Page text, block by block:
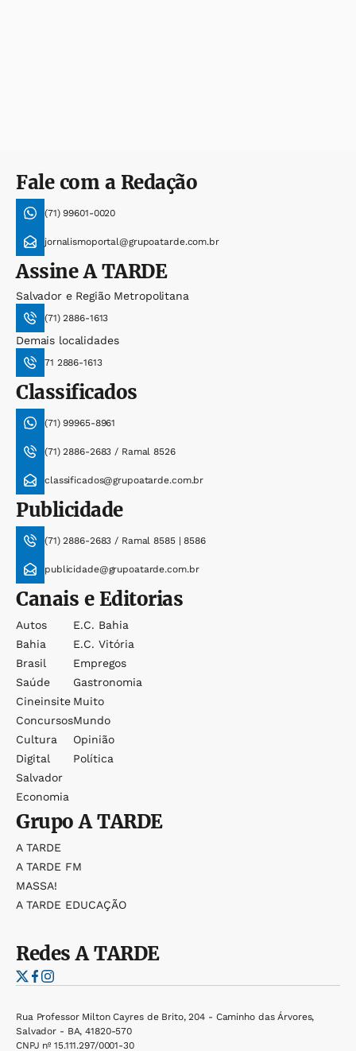
Fale com a Redação
(71) 99601-0020
jornalismoportal@grupoatarde.com.br
AssineA TARDE
Salvador e Região Metropolitana
(71) 2886-1613
Demais localidades
71 2886-1613
Classificados
(71) 99965-8961
(71) 2886-2683 / Ramal 8526
classificados@grupoatarde.com.br
Publicidade
(71) 2886-2683 / Ramal 8585 | 8586
publicidade@grupoatarde.com.br
Canais e Editorias
Autos
Bahia
Brasil
Saúde
Cineinsite
Concursos
Cultura
Digital
Salvador
Economia
E.c. Bahia
E.c. Vitória
Empregos
Gastronomia
Muito
Mundo
Opinião
Política
GrupoA TARDE
A TARDE
A TARDE FM
MASSA!
A TARDE EDUCAÇÃO
RedesA TARDE
Rua Professor Milton Cayres de Brito, 204 - Caminho das Árvores,
Salvador - BA, 41820-570
CNPJ nº 15.111.297/0001-30